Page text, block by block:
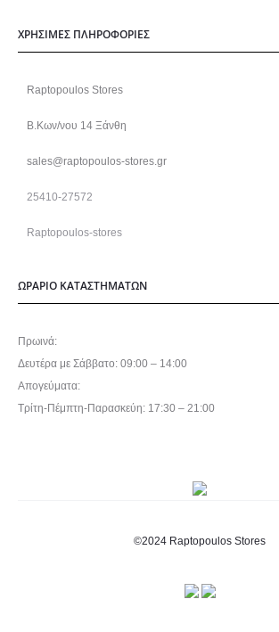
ΧΡΗΣΙΜΕΣ ΠΛΗΡΟΦΟΡΙΕΣ
Raptopoulos Stores
Β.Κων/νου 14 Ξάνθη
sales@raptopoulos-stores.gr
25410-27572
Raptopoulos-stores
ΩΡΑΡΙΟ ΚΑΤΑΣΤΗΜΑΤΩΝ
Πρωινά:
Δευτέρα με Σάββατο: 09:00 – 14:00
Απογεύματα:
Τρίτη-Πέμπτη-Παρασκεύη: 17:30 – 21:00
©2024 Raptopoulos Stores